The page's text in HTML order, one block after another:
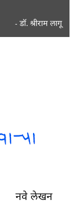
- डॉ. श्रीराम लागू
नवे लेखन